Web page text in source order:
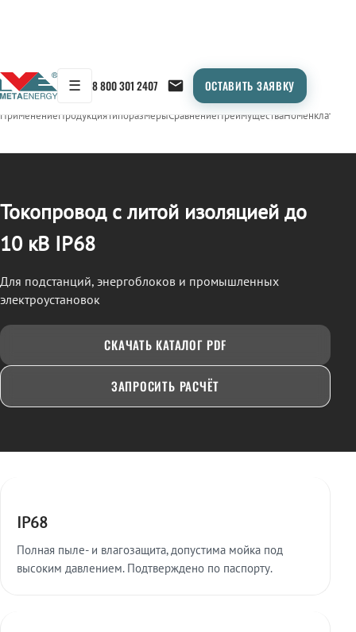
☰ 8 800 301 2407 ОСТАВИТЬ ЗАЯВКУ
← Продукция/ТОКОПРОВОД
ПрименениеПродукцияТипоразмерыСравнениеПреимуществаНоменклатура
Токопровод с литой изоляцией до
10 кВ IP68
Для подстанций, энергоблоков и промышленных
электроустановок
СКАЧАТЬ КАТАЛОГ PDF
ЗАПРОСИТЬ РАСЧЁТ
IP68
Полная пыле- и влагозащита, допустима мойка под
высоким давлением. Подтверждено по паспорту.